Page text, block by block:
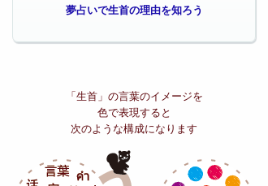
夢占いで生首の理由を知ろう
「生首」の言葉のイメージを
色で表現すると
次のような構成になります